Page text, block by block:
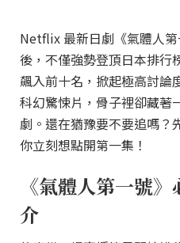
Netflix 最新日劇《氣體人
後，不僅強勢登頂日本排行
飆入前十名，掀起極高討論
科幻驚悚片，骨子裡卻藏著
劇。還在猶豫要不要追嗎？
你立刻想點開第一集！
《氣體人第一號
介